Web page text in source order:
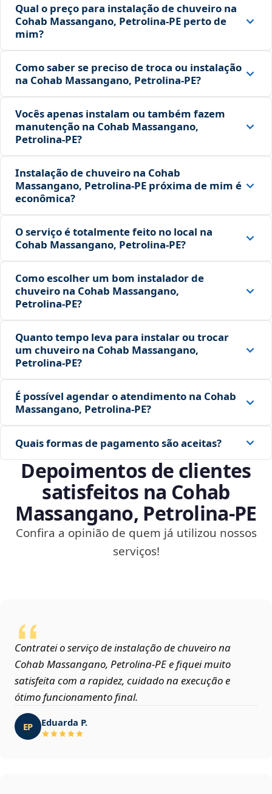
Qual o preço para instalação de chuveiro na
Cohab Massangano, Petrolina‑PE perto de
mim?
Como saber se preciso de troca ou instalação
na Cohab Massangano, Petrolina‑PE?
Vocês apenas instalam ou também fazem
manutenção na Cohab Massangano,
Petrolina‑PE?
Instalação de chuveiro na Cohab
Massangano, Petrolina‑PE próxima de mim é
econômica?
O serviço é totalmente feito no local na
Cohab Massangano, Petrolina‑PE?
Como escolher um bom instalador de
chuveiro na Cohab Massangano,
Petrolina‑PE?
Quanto tempo leva para instalar ou trocar
um chuveiro na Cohab Massangano,
Petrolina‑PE?
É possível agendar o atendimento na Cohab
Massangano, Petrolina‑PE?
Quais formas de pagamento são aceitas?
Depoimentos de clientes
satisfeitos na Cohab
Massangano, Petrolina‑PE
Confira a opinião de quem já utilizou nossos
serviços!
Contratei o serviço de instalação de chuveiro na
Cohab Massangano, Petrolina‑PE e fiquei muito
satisfeita com a rapidez, cuidado na execução e
ótimo funcionamento final.
EP Eduarda P.